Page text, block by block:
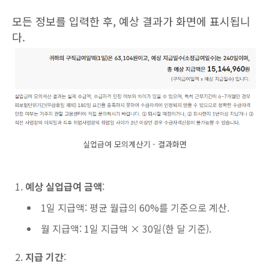
모든 정보를 입력한 후, 예상 결과가 화면에 표시됩니
다.
실업급여 모의계산기 - 결과화면
예상 실업급여 금액:
1일 지급액: 평균 월급의 60%를 기준으로 계산.
월 지급액: 1일 지급액 × 30일(한 달 기준).
지급 기간: